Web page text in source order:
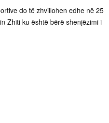
do të zhvillohen edhe në 25
Zhiti ku është bërë shenjëzimi i